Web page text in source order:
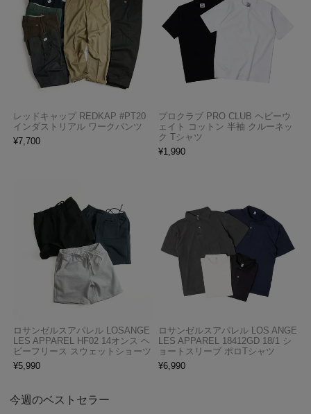
レッドキャップ REDKAP #PT20
インダストリアル ワークパンツ
¥7,700
プロクラブ PRO CLUB ヘビーウ
ェイト コットン 半袖 クルーネッ
ク Tシャツ
¥1,990
ロサンゼルスアパレル LOSANGE
LES APPAREL HF02 14オンス ヘ
ビーフリース スウェットショーツ
¥5,990
ロサンゼルスアパレル LOS ANGE
LES APPAREL 18412GD 18/1 シ
ョートスリーブ ポロTシャツ
¥6,990
今週のベストセラー